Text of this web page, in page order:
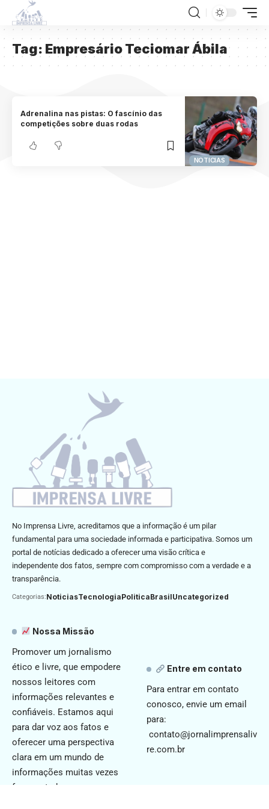
Tag: Empresário Teciomar Ábila
NOTICIAS
Adrenalina nas pistas: O fascínio das
competições sobre duas rodas
No Imprensa Livre, acreditamos que a informação é um pilar
fundamental para uma sociedade informada e participativa. Somos um
portal de notícias dedicado a oferecer uma visão crítica e
independente dos fatos, sempre com compromisso com a verdade e a
transparência.
Categorias:NoticiasTecnologiaPoliticaBrasilUncategorized
Nossa Missão
Promover um jornalismo
ético e livre, que empodere
nossos leitores com
informações relevantes e
confiáveis. Estamos aqui
para dar voz aos fatos e
oferecer uma perspectiva
clara em um mundo de
informações muitas vezes
fragmentadas.
Entre em contato
Para entrar em contato
conosco, envie um email
para:
contato@jornalimprensaliv
re.com.br